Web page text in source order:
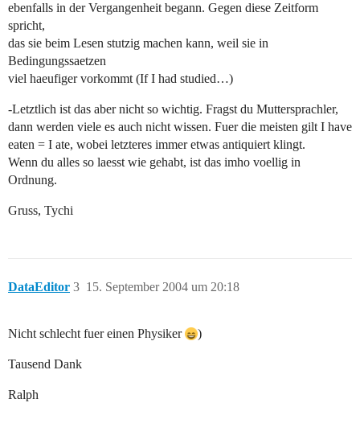
ebenfalls in der Vergangenheit begann. Gegen diese Zeitform
spricht,
das sie beim Lesen stutzig machen kann, weil sie in
Bedingungssaetzen
viel haeufiger vorkommt (If I had studied…)
-Letztlich ist das aber nicht so wichtig. Fragst du Muttersprachler,
dann werden viele es auch nicht wissen. Fuer die meisten gilt I have
eaten = I ate, wobei letzteres immer etwas antiquiert klingt.
Wenn du alles so laesst wie gehabt, ist das imho voellig in
Ordnung.
Gruss, Tychi
DataEditor 15. September 2004 um 20:18
3
Nicht schlecht fuer einen Physiker )
Tausend Dank
Ralph